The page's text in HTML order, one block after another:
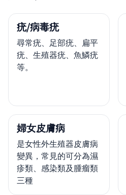
疣/病毒疣
尋常疣、足部疣、扁平
疣、生殖器疣、魚鱗疣
等。
婦女皮膚病
是女性外生殖器皮膚病
變異，常見的可分為濕
疹類、感染類及腫瘤類
三種